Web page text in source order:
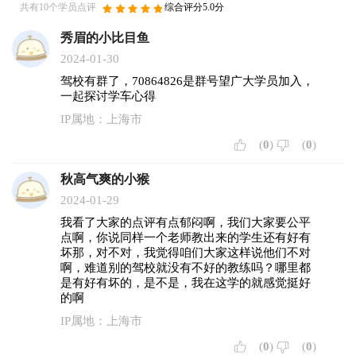
共有10个学员点评 综合评分5.0分
秀眉的小比目鱼
2024-01-30
驾校有群了，70864826是群号望广大学员加入，
一起探讨学车心得
IP属地：上海市
(0) (0)
秋高气爽的小猴
2024-01-29
我看了大家的点评有点郁闷啊，我们大家要公平
点啊，你说同样一个老师教出来的学生还有好有
坏那，对不对，我觉得咱们大家这样说他们不对
啊，难道别的驾校就没有不好的教练吗？哪里都
是有好有坏的，是不是，我在这学的就感觉挺好
的啊
IP属地：上海市
(0) (0)